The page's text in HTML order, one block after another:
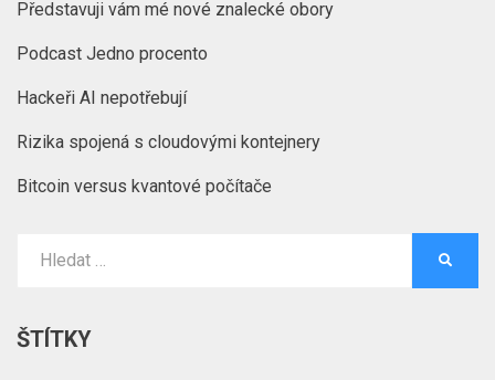
Představuji vám mé nové znalecké obory
Podcast Jedno procento
Hackeři AI nepotřebují
Rizika spojená s cloudovými kontejnery
Bitcoin versus kvantové počítače
ŠTÍTKY